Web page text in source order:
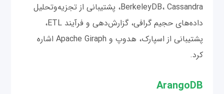
BerkeleyDB، Cassandra، پشتیبانی از تجزیه‌وتحلیل
داده‌‌های حجیم گرافی، گزارش‌دهی و فرآیند ETL،
پشتیبانی از اسپارک، هدوپ و Apache Giraph اشاره
کرد.
ArangoDB